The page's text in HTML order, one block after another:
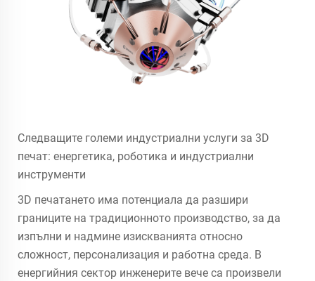
Следващите големи индустриални услуги за 3D
печат: енергетика, роботика и индустриални
инструменти
3D печатането има потенциала да разшири
границите на традиционното производство, за да
изпълни и надмине изискванията относно
сложност, персонализация и работна среда. В
енергийния сектор инженерите вече са произвели